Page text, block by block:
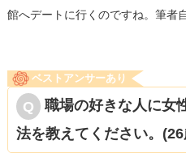
館へデートに行くのですね。筆者
ベストアンサーあり
職場の好きな人に女
法を教えてください。(26